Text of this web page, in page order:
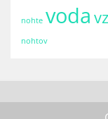
nohte voda
nohtov